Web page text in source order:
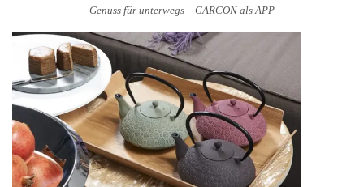
Genuss für unterwegs – GARCON als APP